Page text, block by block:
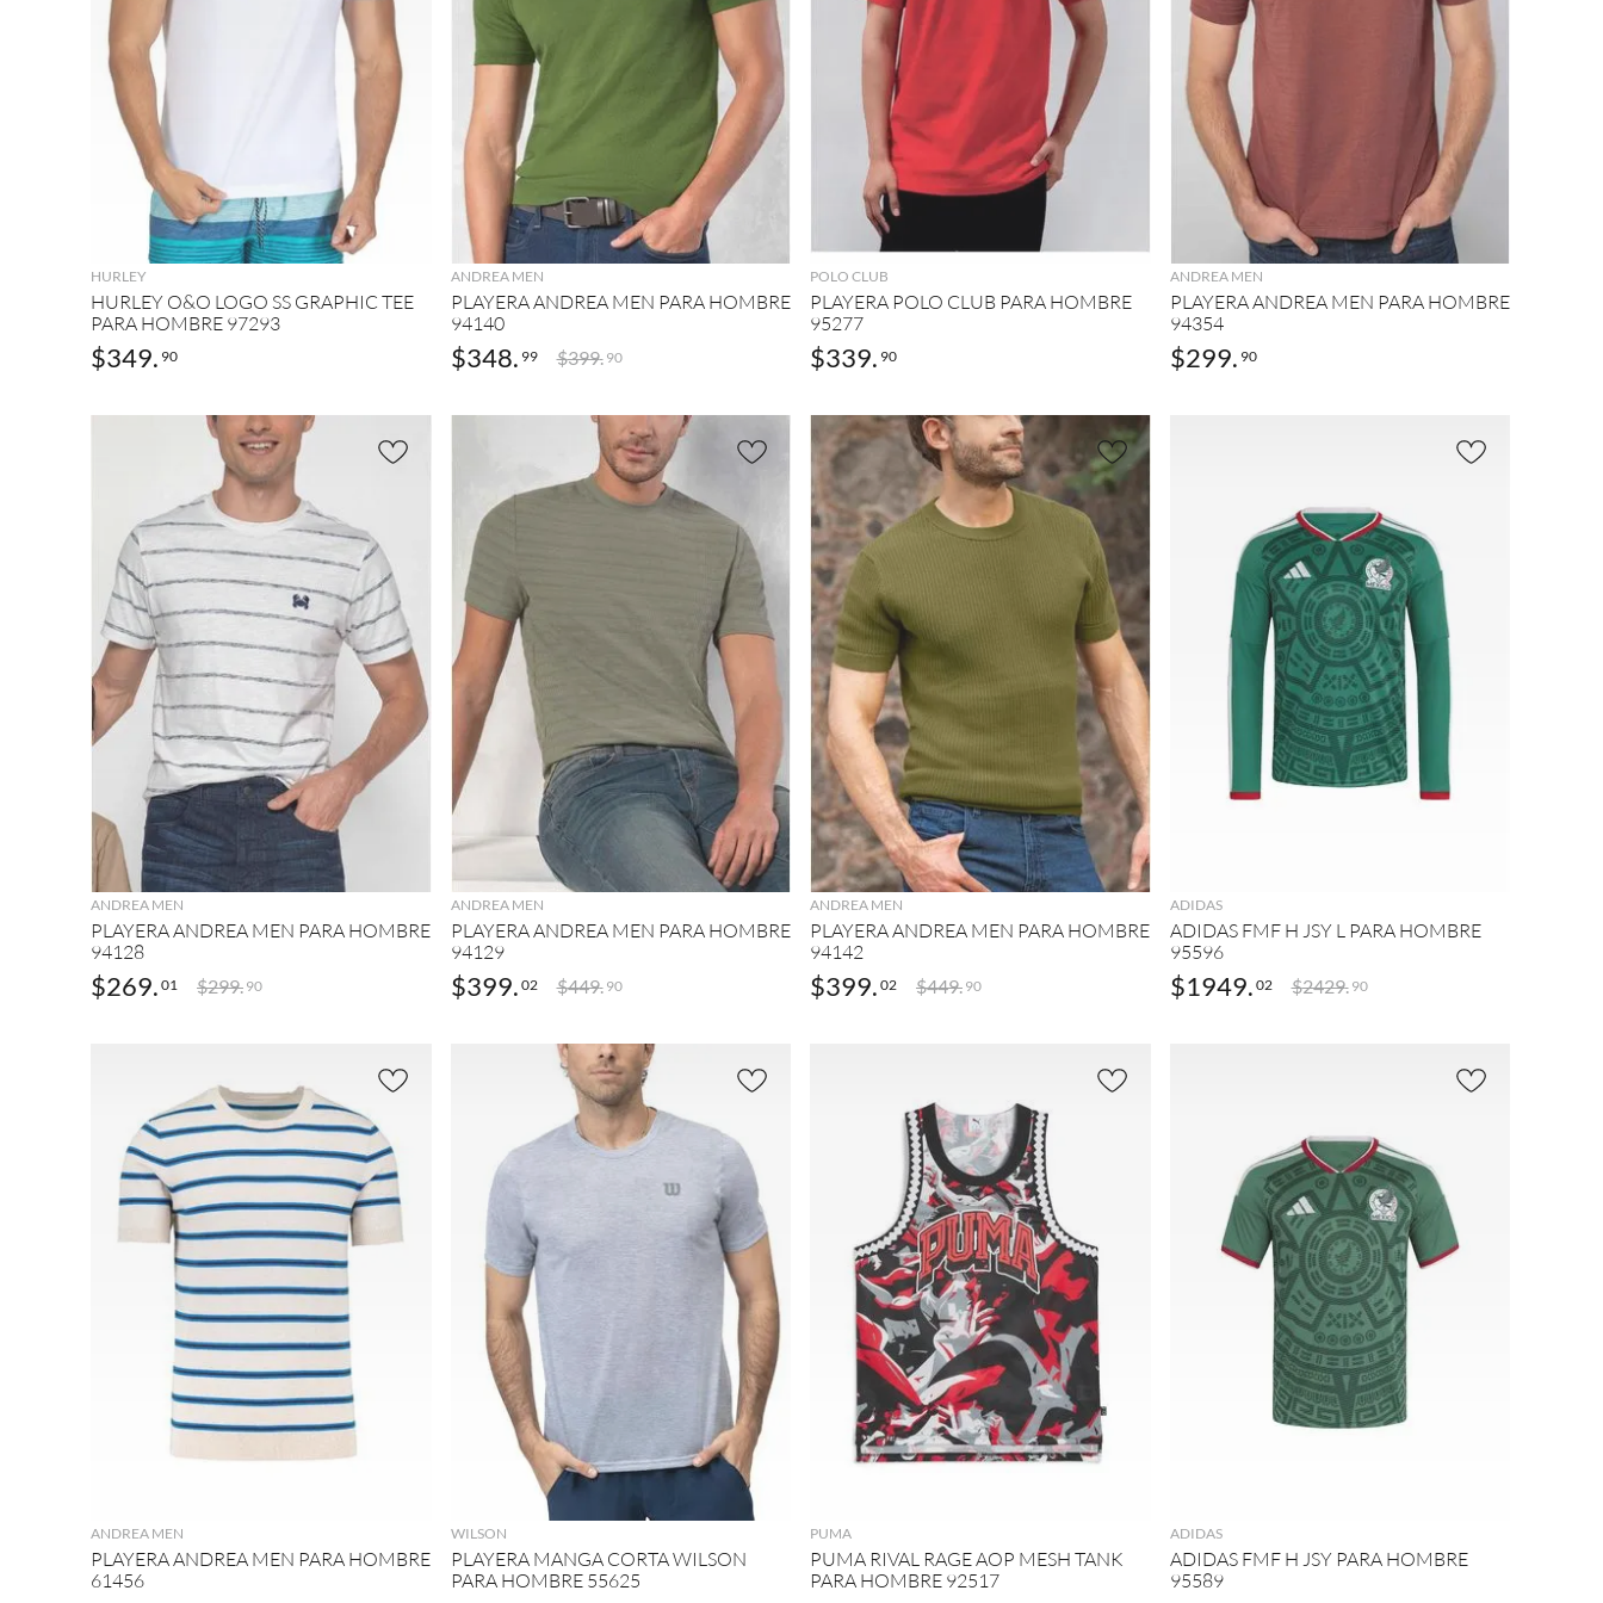
AGREGAR
HURLEY
HURLEY O&O LOGO SS GRAPHIC TEE
PARA HOMBRE 97293
$349. 90
AGREGAR
ANDREA MEN
PLAYERA ANDREA MEN PARA HOMBRE
94140
$348. 99 $399. 90
POLO CLUB
PLAYERA POLO CLUB PARA HOMBRE
95277
$339. 90
AGREGAR
ANDREA MEN
PLAYERA ANDREA MEN PARA HOMBRE
94354
$299. 90
AGREGAR
ANDREA MEN
PLAYERA ANDREA MEN PARA HOMBRE
94128
$269. 01 $299. 90
AGREGAR
ANDREA MEN
PLAYERA ANDREA MEN PARA HOMBRE
94129
$399. 02 $449. 90
AGREGAR
ANDREA MEN
PLAYERA ANDREA MEN PARA HOMBRE
94142
$399. 02 $449. 90
ADIDAS
ADIDAS FMF H JSY L PARA HOMBRE
95596
$1949. 02 $2429. 90
ANDREA MEN
PLAYERA ANDREA MEN PARA HOMBRE
61456
AGREGAR
WILSON
PLAYERA MANGA CORTA WILSON
PARA HOMBRE 55625
PUMA
PUMA RIVAL RAGE AOP MESH TANK
PARA HOMBRE 92517
ADIDAS
ADIDAS FMF H JSY PARA HOMBRE
95589